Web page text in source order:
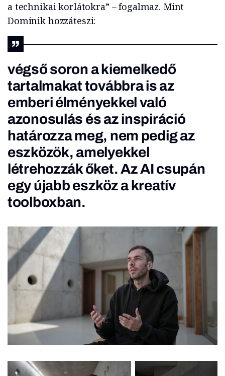
a technikai korlátokra” – fogalmaz. Mint
Dominik hozzáteszi:
végső soron a kiemelkedő
tartalmakat továbbra is az
emberi élményekkel való
azonosulás és az inspiráció
határozza meg, nem pedig az
eszközök, amelyekkel
létrehozzák őket. Az AI csupán
egy újabb eszköz a kreatív
toolboxban.